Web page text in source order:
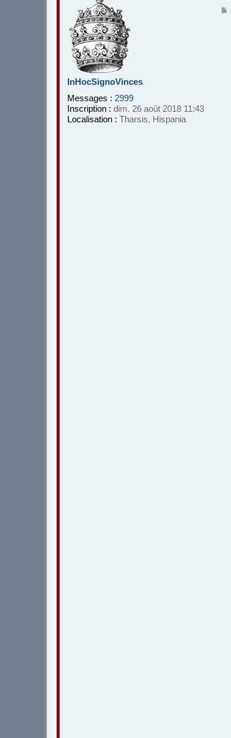
InHocSignoVinces
Messages : 2999
Inscription : dim. 26 août 2018 11:43
Localisation : Tharsis, Hispania